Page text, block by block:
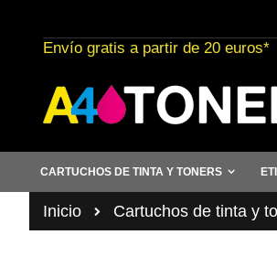
al
contenido
Envío gratis a partir de 20 euros*
CARTUCHOS DE TINTA Y TONERS
Inicio Cartuchos de tinta y